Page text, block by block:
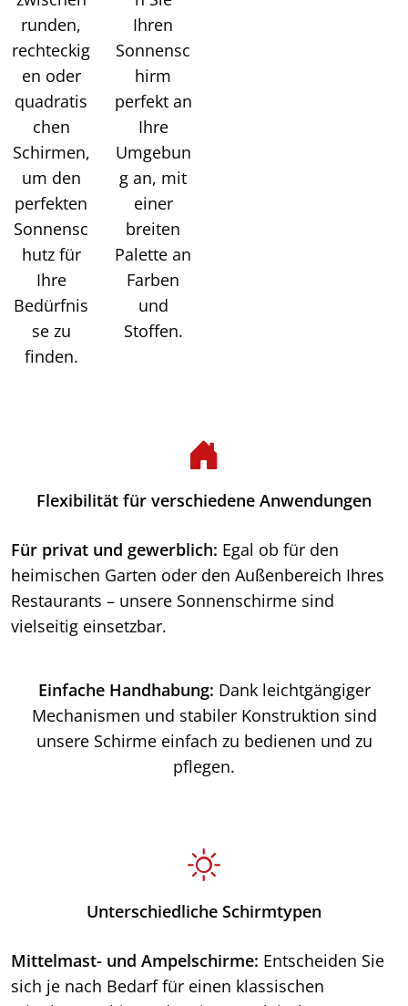
runden,
rechteckig
en oder
quadratis
chen
Schirmen,
um den
perfekten
Sonnensc
hutz für
Ihre
Bedürfnis
se zu
finden.
Ihren
Sonnensc
hirm
perfekt an
Ihre
Umgebun
g an, mit
einer
breiten
Palette an
Farben
und
Stoffen.
Flexibilität für verschiedene Anwendungen
Für privat und gewerblich: Egal ob für den
heimischen Garten oder den Außenbereich Ihres
Restaurants – unsere Sonnenschirme sind
vielseitig einsetzbar.
Einfache Handhabung: Dank leichtgängiger
Mechanismen und stabiler Konstruktion sind
unsere Schirme einfach zu bedienen und zu
pflegen.
Unterschiedliche Schirmtypen
Mittelmast- und Ampelschirme: Entscheiden Sie
sich je nach Bedarf für einen klassischen